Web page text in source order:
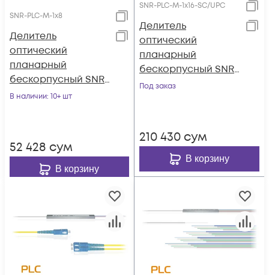
SNR-PLC-M-1x8
Делитель
оптический
планарный
бескорпусный SNR-
PLC-M-1x8
В наличии: 10+ шт
52 428 сум
В корзину
SNR-PLC-M-1x16-SC/UPC
Делитель
оптический
планарный
бескорпусный SNR-
PLC-M-1x16-SC/UPC
Под заказ
210 430 сум
В корзину